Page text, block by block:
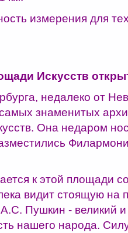
измерения для
Искусств
недалеко от
знаменитых
Она недаром
к этой площади
видит стоящую на
Пушкин - великий
нашего народа.